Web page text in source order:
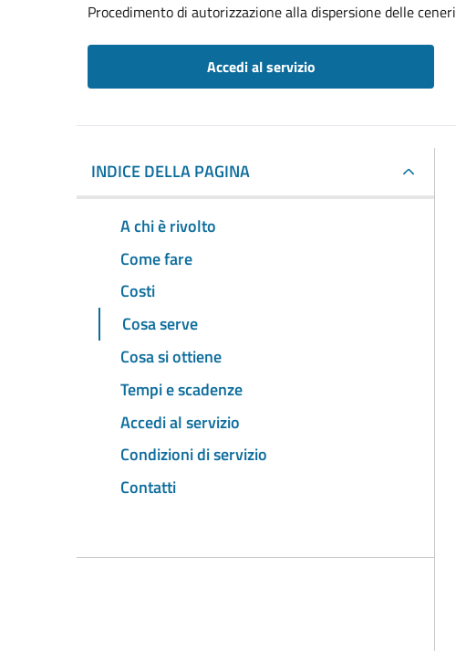
Procedimento di autorizzazione alla dispersione delle ceneri
Accedi al servizio
INDICE DELLA PAGINA
A chi è rivolto
Come fare
Costi
Cosa serve
Cosa si ottiene
Tempi e scadenze
Accedi al servizio
Condizioni di servizio
Contatti